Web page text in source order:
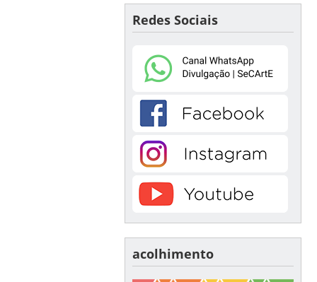
Redes Sociais
acolhimento